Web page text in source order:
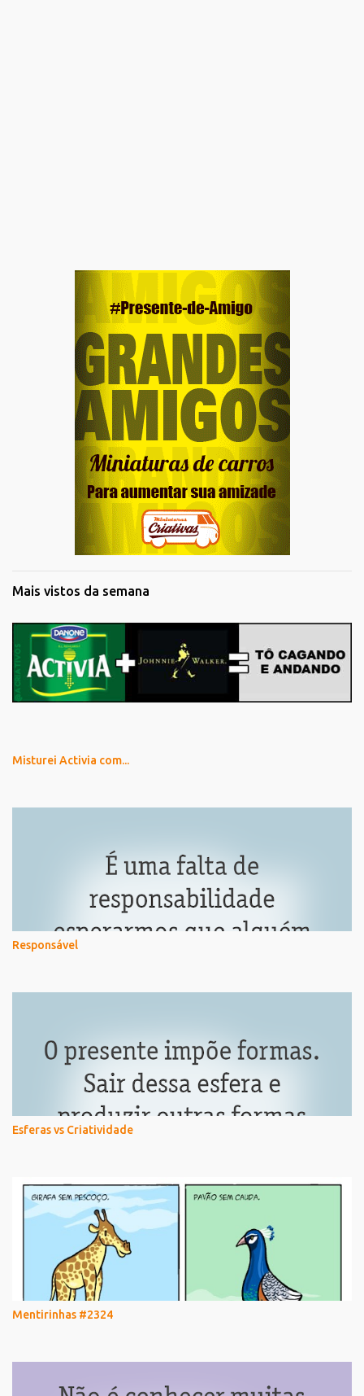
Mais vistos da semana
Misturei Activia com...
Responsável
Esferas vs Criatividade
Mentirinhas #2324